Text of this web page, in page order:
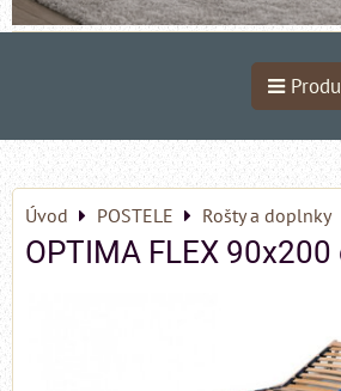
Úvod POSTELE Rošty a doplnky
OPTIMA FLEX 90x200